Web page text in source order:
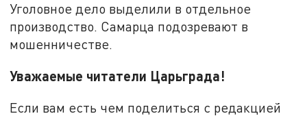
Уголовное дело выделили в отдельное
производство. Самарца подозревают в
мошенничестве.
Уважаемые читатели Царьграда!
Если вам есть чем поделиться с редакцией